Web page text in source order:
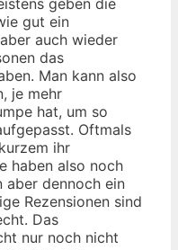
geben die
gut ein
auch wieder
das
Man kann also
je mehr
hat, um so
Oftmals
ihr
haben also noch
aber dennoch ein
Rezensionen sind
Das
nur noch nicht